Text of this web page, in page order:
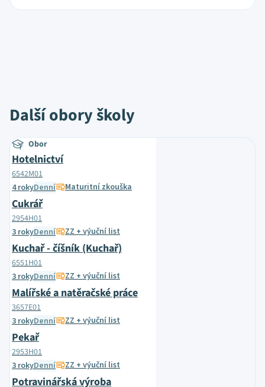
Další obory školy
Obor
Hotelnictví
6542M01
4 rokyDenní Maturitní zkouška
Cukrář
2954H01
3 rokyDenní ZZ + výuční list
Kuchař - číšník (Kuchař)
6551H01
3 rokyDenní ZZ + výuční list
Malířské a natěračské práce
3657E01
3 rokyDenní ZZ + výuční list
Pekař
2953H01
3 rokyDenní ZZ + výuční list
Potravinářská výroba